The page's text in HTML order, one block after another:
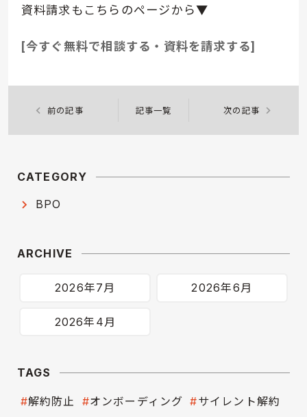
資料請求もこちらのページから▼
[今すぐ無料で相談する・資料を請求する]
chevron_left 前の記事 記事一覧 次の記事 chevron_right
CATEGORY
BPO
ARCHIVE
2026年7月 2026年6月
2026年4月
TAGS
解約防止 オンボーディング
サイレント解約